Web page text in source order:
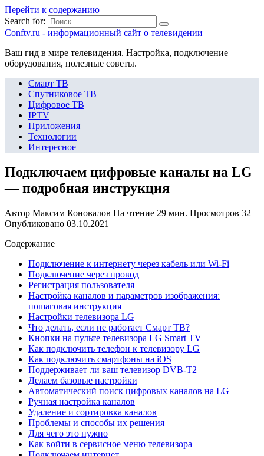
Перейти к содержанию
Search for:
Сonftv.ru - информационный сайт о телевидении
Ваш гид в мире телевидения. Настройка, подключение
оборудования, полезные советы.
Смарт ТВ
Спутниковое ТВ
Цифровое ТВ
IPTV
Приложения
Технологии
Интересное
Подключаем цифровые каналы на LG
— подробная инструкция
Автор Максим Коновалов На чтение 29 мин. Просмотров 32
Опубликовано 03.10.2021
Содержание
Подключение к интернету через кабель или Wi-Fi
Подключение через провод
Регистрация пользователя
Настройка каналов и параметров изображения:
пошаговая инструкция
Настройки телевизора LG
Что делать, если не работает Смарт ТВ?
Кнопки на пульте телевизора LG Smart TV
Как подключить телефон к телевизору LG
Как подключить смартфоны на iOS
Поддерживает ли ваш телевизор DVB-T2
Делаем базовые настройки
Автоматический поиск цифровых каналов на LG
Ручная настройка каналов
Удаление и сортировка каналов
Проблемы и способы их решения
Для чего это нужно
Как войти в сервисное меню телевизора